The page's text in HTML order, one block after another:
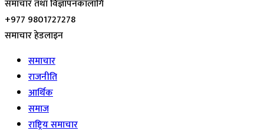
समाचार तथा विज्ञापनकालागि
+977 9801727278
समाचार हेडलाइन
समाचार
राजनीति
आर्थिक
समाज
राष्ट्रिय समाचार